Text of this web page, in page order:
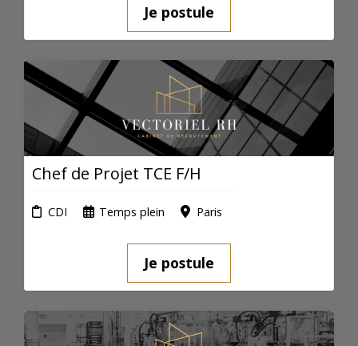
Je postule
Chef de Projet TCE F/H
CDI Temps plein Paris
Je postule